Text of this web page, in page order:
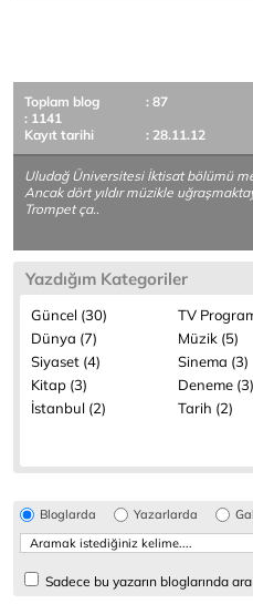
Toplam blog
: 87
: 1141
Kayıt tarihi
: 28.11.12
Uludağ Üniversitesi İktisat bölümü
Ancak dört yıldır müzikle
Trompet ça..
Yazdığım Kategoriler
Güncel (30)
TV
Dünya (7)
Müzik (5)
Siyaset (4)
Sinema (3)
Kitap (3)
Deneme (3)
İstanbul (2)
Tarih (2)
Bloglarda Yazarlarda
Sadece bu yazarın bloglarında ara